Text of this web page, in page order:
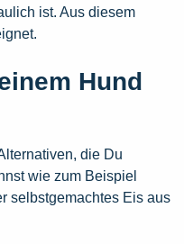
ist. Aus diesem
Hund
die Du
wie zum Beispiel
selbstgemachtes Eis aus